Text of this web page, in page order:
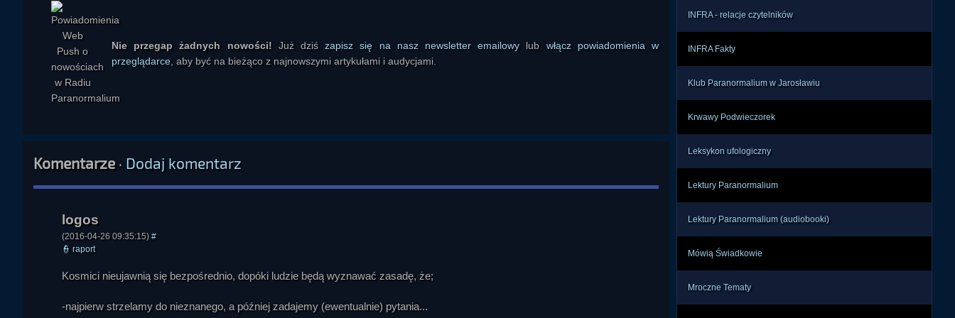
tworzenia i kontrolowania rzeczywistości, to technicznie zaawansowana cywilizacja mogłaby być tak postrzegana. Pojawiło się odwołanie
z historycznymi mitami o istotach z nieba, nauczycielach ludzkości i „bogach”, którzy przekazują wiedzę mniej rozwiniętym cywilizacjom.
Uczestnicy rozważali też, jak zareagowałyby religie, zwłaszcza chrześcijaństwo, na kontakt z istotami obcymi. W ich ocenie Kościół mógłby
możliwość przełożenia każdego nowego zjawiska na własny język teologiczny. Jednocześnie przyznawano, że coraz więcej religijnych i
filozoficznych dylematów związanych z obcymi inteligencjami staje się nieuniknionych. Wskazywano też na zjawisko religijnej egzaltacji,
wielu ludzi nie jest mentalnie przygotowanych do zaakceptowania istnienia istot bardziej rozwiniętych od człowieka, a tym bardziej do
zrozumienia, że mogłyby one wchodzić w relacje z ludzkością na poziomie przekraczającym dotychczasowe schematy religijne.
tej części dyskusji rozmówcy odwoływali się do mitów mezopotamskich, biblijnych, hinduskich, chińskich i mezoamerykańskich, wskazując
nimi w konflikt. Wymieniano m.in. Apkallu, Annunaki, synów Bożych, Saptarishi, postacie Fu Xi i Nuwa, Quetzalcoatla i Thota. Z tych paralel
Nie przegap żadnych nowości! Już dziśzapisz się na nasz newsletter emailowy lub włącz powiadomienia w
przeglądarce , aby być na bieżąco z najnowszymi artykułami i audycjami.
Komentarze· Dodaj komentarz
(2016-04-26 09:35:15) #
👮 raport
Kosmici nieujawnią się bezpośrednio, dopóki ludzie będą wyznawać zasadę, że;
-najpierw strzelamy do nieznanego, a później zadajemy (ewentualnie) pytania...
pepe
INFRA - relacje czytelników
INFRA Fakty
Klub Paranormalium w Jarosławiu
Krwawy Podwieczorek
Leksykon ufologiczny
Lektury Paranormalium
Lektury Paranormalium (audiobooki)
Mówią Świadkowie
Mroczne Tematy